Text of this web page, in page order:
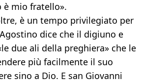
è mio fratello».
è un tempo privilegiato per
dice che il digiuno e
due ali della preghiera» che le
più facilmente il suo
sino a Dio. E san Giovanni